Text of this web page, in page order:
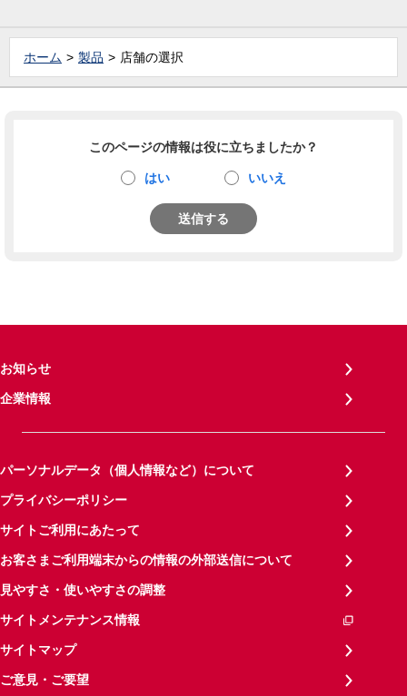
ホーム 製品 店舗の選択
このページの情報は役に立ちましたか？
はい いいえ
送信する
お知らせ
企業情報
パーソナルデータ（個人情報など）について
プライバシーポリシー
サイトご利用にあたって
お客さまご利用端末からの情報の外部送信について
見やすさ・使いやすさの調整
サイトメンテナンス情報
サイトマップ
ご意見・ご要望